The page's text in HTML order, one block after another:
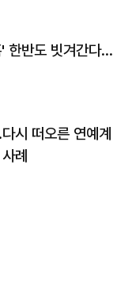
한반도 빗겨간다…
시 떠오른 연예계
례